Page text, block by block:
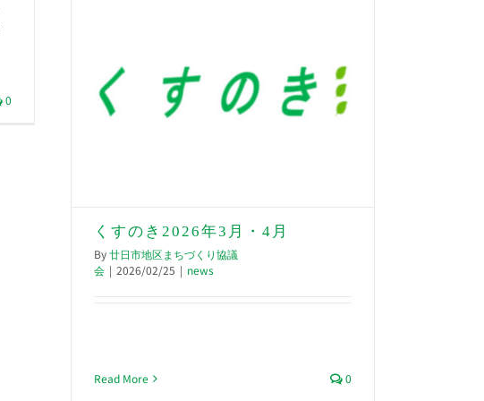
0
くすのき2026年3月・4月
By廿日市地区まちづくり協議
会 | 2026/02/25 | news
Read More 0